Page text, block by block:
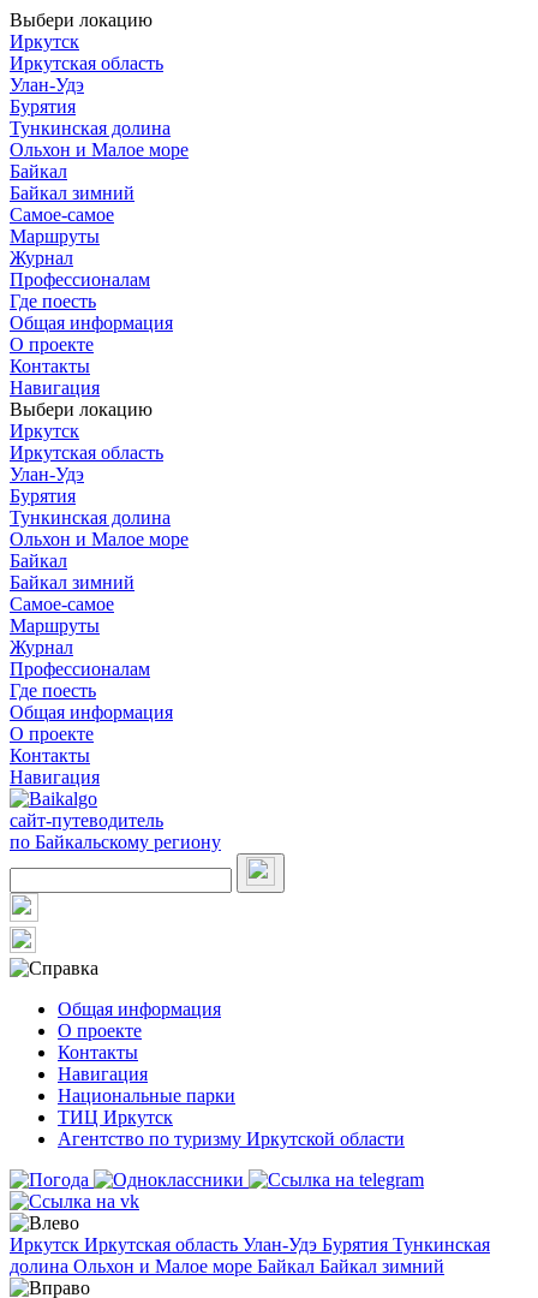
Выбери локацию
Иркутск
Иркутская область
Улан-Удэ
Бурятия
Тункинская долина
Ольхон и Малое море
Байкал
Байкал зимний
Самое-самое
Маршруты
Журнал
Профессионалам
Где поесть
Общая информация
О проекте
Контакты
Навигация
Выбери локацию
Иркутск
Иркутская область
Улан-Удэ
Бурятия
Тункинская долина
Ольхон и Малое море
Байкал
Байкал зимний
Самое-самое
Маршруты
Журнал
Профессионалам
Где поесть
Общая информация
О проекте
Контакты
Навигация
сайт-путеводитель
по Байкальскому региону
Общая информация
О проекте
Контакты
Навигация
Национальные парки
ТИЦ Иркутск
Агентство по туризму Иркутской области
Иркутск Иркутская область Улан-Удэ Бурятия Тункинская
долина Ольхон и Малое море Байкал Байкал зимний